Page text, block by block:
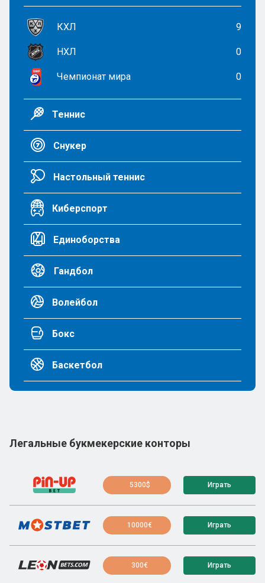
КХЛ 9
НХЛ 0
Чемпионат мира 0
Теннис
Снукер
Настольный теннис
Киберспорт
Единоборства
Гандбол
Волейбол
Бокс
Баскетбол
Легальные букмекерские конторы
5300$ Играть
10000€ Играть
300€ Играть